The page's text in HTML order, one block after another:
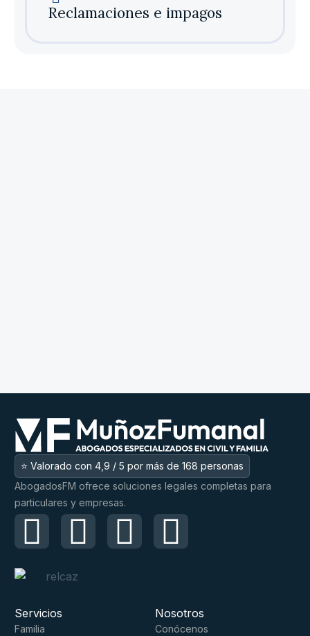
Reclamaciones e impagos
⭐ Valorado con 4,9 / 5 por más de 168 personas
AbogadosFM ofrece soluciones legales completas para
particulares y empresas.
Servicios
Familia
Nosotros
Conócenos